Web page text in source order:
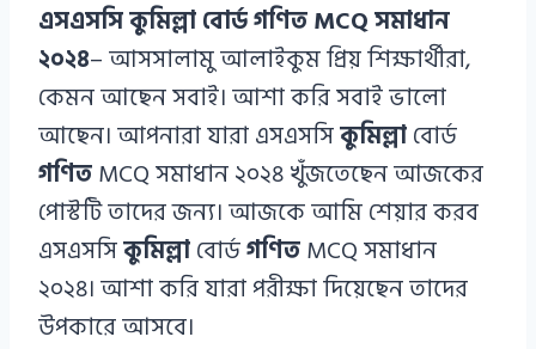
Haque
এসএসসি কুমিল্লা বোর্ড গণিত MCQ সমাধান
২০২৪– আসসালামু আলাইকুম প্রিয় শিক্ষার্থীরা,
কেমন আছেন সবাই। আশা করি সবাই ভালো
আছেন। আপনারা যারা এসএসসিকুমিল্লাবোর্ড
গণিতMCQ সমাধান ২০২৪ খুঁজতেছেন আজকের
পোস্টটি তাদের জন্য। আজকে আমি শেয়ার করব
এসএসসিকুমিল্লাবোর্ডগণিতMCQ সমাধান
২০২৪। আশা করি যারা পরীক্ষা দিয়েছেন তাদের
উপকারে আসবে।